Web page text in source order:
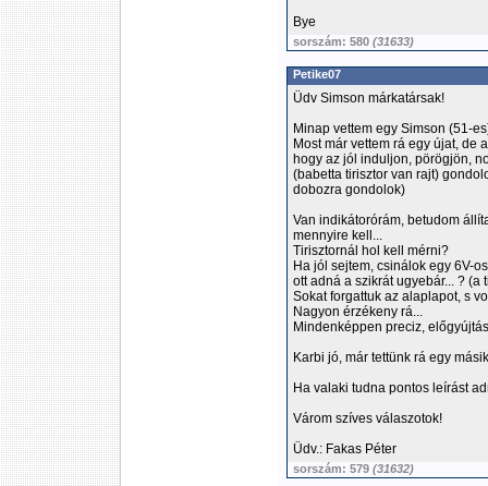
Bye
sorszám: 580 (31633)
Petike07
Üdv Simson márkatársak!
Minap vettem egy Simson (51-
Most már vettem rá egy újat, de
hogy az jól induljon, pörögjön,
(babetta tirisztor van rajt)
dobozra gondolok)
Van indikátorórám, betudom
mennyire kell...
Tirisztornál hol kell mérni?
Ha jól sejtem, csinálok egy 6V-
ott adná a szikrát ugyebár... ?
Sokat forgattuk az alaplapot, s
Nagyon érzékeny rá...
Mindenképpen preciz,
Karbi jó, már tettünk rá egy
Ha valaki tudna pontos leírást
Várom szíves válaszotok!
Üdv.: Fakas Péter
sorszám: 579 (31632)